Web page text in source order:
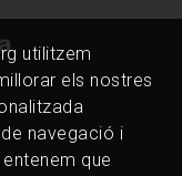
utilitzem
els nostres
navegació i
que